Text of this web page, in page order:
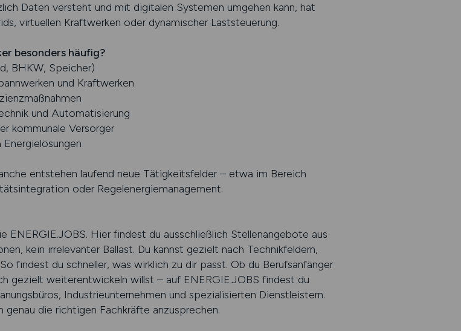
Daten versteht und mit digitalen Systemen umgehen kann, hat
virtuellen Kraftwerken oder dynamischer Laststeuerung.
besonders häufig?
BHKW, Speicher)
und Kraftwerken
und Automatisierung
kommunale Versorger
entstehen laufend neue Tätigkeitsfelder – etwa im Bereich
oder Regelenergiemanagement.
Hier findest du ausschließlich Stellenangebote aus
kein irrelevanter Ballast. Du kannst gezielt nach Technikfeldern,
findest du schneller, was wirklich zu dir passt. Ob du Berufsanfänger
gezielt weiterentwickeln willst – auf ENERGIE.JOBS findest du
Industrieunternehmen und spezialisierten Dienstleistern.
die richtigen Fachkräfte anzusprechen.